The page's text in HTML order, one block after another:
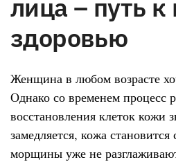
лица – путь к
здоровью
Женщина в любом возрасте
Однако со временем процесс
восстановления клеток кожи
замедляется, кожа
морщины уже не